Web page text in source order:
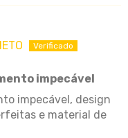
impecável
impecável, design
e material de